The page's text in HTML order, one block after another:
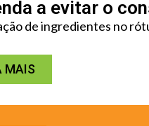
a evitar o
de ingredientes no
MAIS